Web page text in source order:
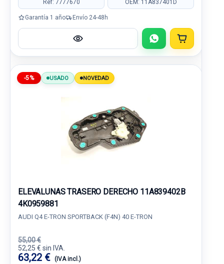
Ref: 7777670 OEM: 11A837401D
Garantía 1 año Envío 24-48h
-5% USADO NOVEDAD
ELEVALUNAS TRASERO DERECHO 11A839402B
4K0959881
AUDI Q4 E-TRON SPORTBACK (F4N) 40 E-TRON
55,00 €
52,25 € sin IVA.
63,22 € (IVA incl.)